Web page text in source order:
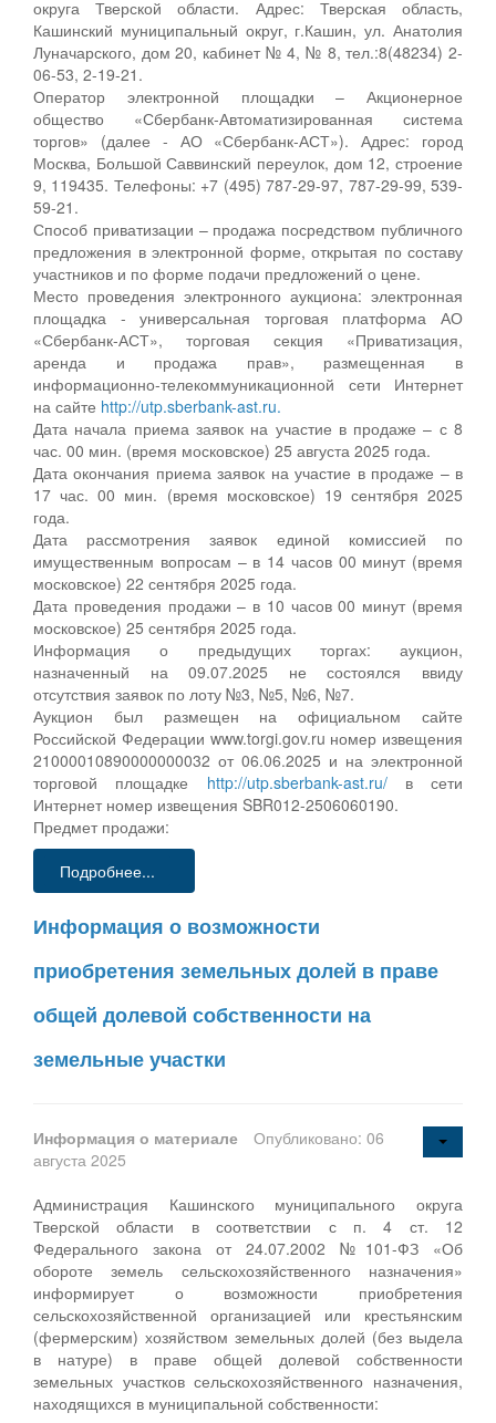
округа Тверской области. Адрес: Тверская область,
Кашинский муниципальный округ, г.Кашин, ул. Анатолия
Луначарского, дом 20, кабинет № 4, № 8, тел.:8(48234) 2-
06-53, 2-19-21.
Оператор электронной площадки – Акционерное
общество «Сбербанк-Автоматизированная система
торгов» (далее - АО «Сбербанк-АСТ»). Адрес: город
Москва, Большой Саввинский переулок, дом 12, строение
9, 119435. Телефоны: +7 (495) 787-29-97, 787-29-99, 539-
59-21.
Способ приватизации – продажа посредством публичного
предложения в электронной форме, открытая по составу
участников и по форме подачи предложений о цене.
Место проведения электронного аукциона: электронная
площадка - универсальная торговая платформа АО
«Сбербанк-АСТ», торговая секция «Приватизация,
аренда и продажа прав», размещенная в
информационно-телекоммуникационной сети Интернет
на сайте http://utp.sberbank-ast.ru.
Дата начала приема заявок на участие в продаже – с 8
час. 00 мин. (время московское) 25 августа 2025 года.
Дата окончания приема заявок на участие в продаже – в
17 час. 00 мин. (время московское) 19 сентября 2025
года.
Дата рассмотрения заявок единой комиссией по
имущественным вопросам – в 14 часов 00 минут (время
московское) 22 сентября 2025 года.
Дата проведения продажи – в 10 часов 00 минут (время
московское) 25 сентября 2025 года.
Информация о предыдущих торгах: аукцион,
назначенный на 09.07.2025 не состоялся ввиду
отсутствия заявок по лоту №3, №5, №6, №7.
Аукцион был размещен на официальном сайте
Российской Федерации www.torgi.gov.ru номер извещения
21000010890000000032 от 06.06.2025 и на электронной
торговой площадке http://utp.sberbank-ast.ru/в сети
Интернет номер извещения SBR012-2506060190.
Предмет продажи:
Подробнее...
Информация о возможности
приобретения земельных долей в праве
общей долевой собственности на
земельные участки
Информация о материале
Опубликовано: 06
августа 2025
Администрация Кашинского муниципального округа
Тверской области в соответствии с п. 4 ст. 12
Федерального закона от 24.07.2002 №101-ФЗ «Об
обороте земель сельскохозяйственного назначения»
информирует о возможности приобретения
сельскохозяйственной организацией или крестьянским
(фермерским) хозяйством земельных долей (без выдела
в натуре) в праве общей долевой собственности
земельных участков сельскохозяйственного назначения,
находящихся в муниципальной собственности: